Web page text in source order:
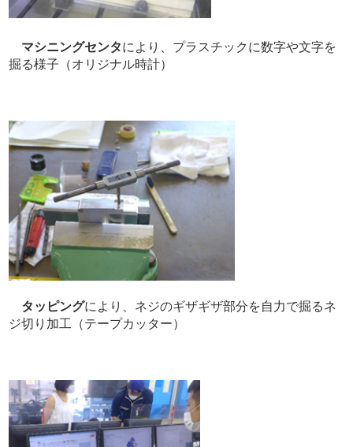
マシニングセンタにより、プラスチックに数字や文字を
掘る様子（オリジナル時計）
タッピングにより、ネジのギザギザ部分を自力で掘るネ
ジ切り加工（テープカッター）